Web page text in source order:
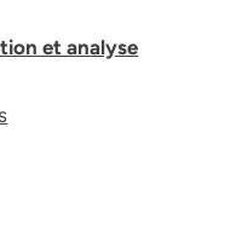
et analyse